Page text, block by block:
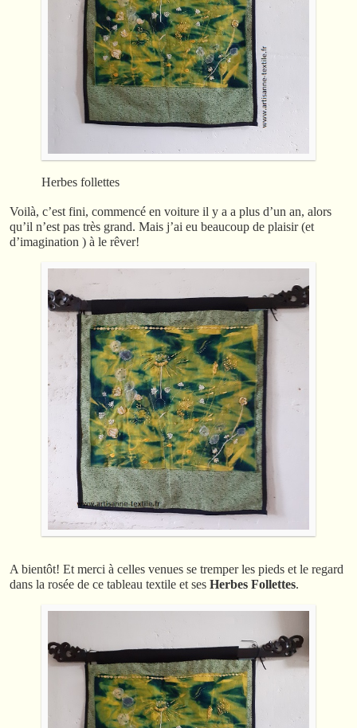
Herbes follettes
Voilà, c’est fini, commencé en voiture il y a a plus d’un an, alors
qu’il n’est pas très grand. Mais j’ai eu beaucoup de plaisir (et
d’imagination ) à le rêver!
A bientôt! Et merci à celles venues se tremper les pieds et le regard
dans la rosée de ce tableau textile et ses Herbes Follettes.